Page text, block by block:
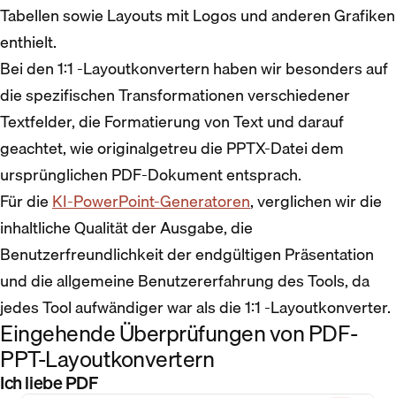
Tabellen sowie Layouts mit Logos und anderen Grafiken
enthielt.
Bei den 1:1 -Layoutkonvertern haben wir besonders auf
die spezifischen Transformationen verschiedener
Textfelder, die Formatierung von Text und darauf
geachtet, wie originalgetreu die PPTX-Datei dem
ursprünglichen PDF-Dokument entsprach.
Für dieKI-PowerPoint-Generatoren, verglichen wir die
inhaltliche Qualität der Ausgabe, die
Benutzerfreundlichkeit der endgültigen Präsentation
und die allgemeine Benutzererfahrung des Tools, da
jedes Tool aufwändiger war als die 1:1 -Layoutkonverter.
Eingehende Überprüfungen von PDF-
PPT-Layoutkonvertern
Ich liebe PDF